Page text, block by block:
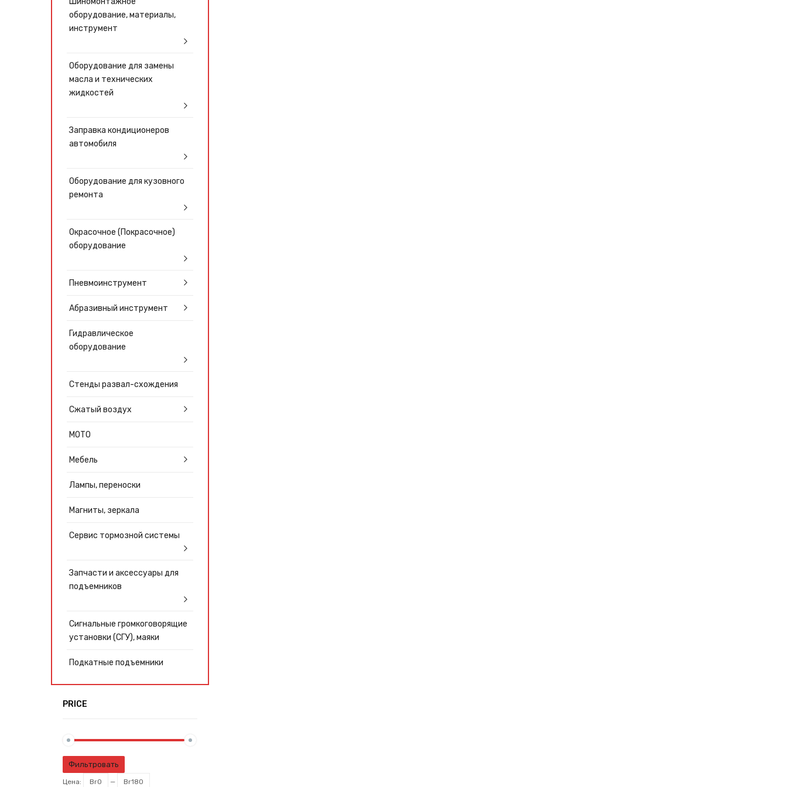
оборудование, материалы,
инструмент
Оборудование для замены
масла и технических
жидкостей
Заправка кондиционеров
автомобиля
Оборудование для кузовного
ремонта
Окрасочное (Покрасочное)
оборудование
Пневмоинструмент
Абразивный инструмент
Гидравлическое
оборудование
Стенды развал-схождения
Сжатый воздух
МОТО
Мебель
Лампы, переноски
Магниты, зеркала
Сервис тормозной системы
Запчасти и аксессуары для
подъемников
Сигнальные громкоговорящие
установки (СГУ), маяки
Подкатные подъемники
PRICE
Фильтровать
Цена: Br0 — Br180